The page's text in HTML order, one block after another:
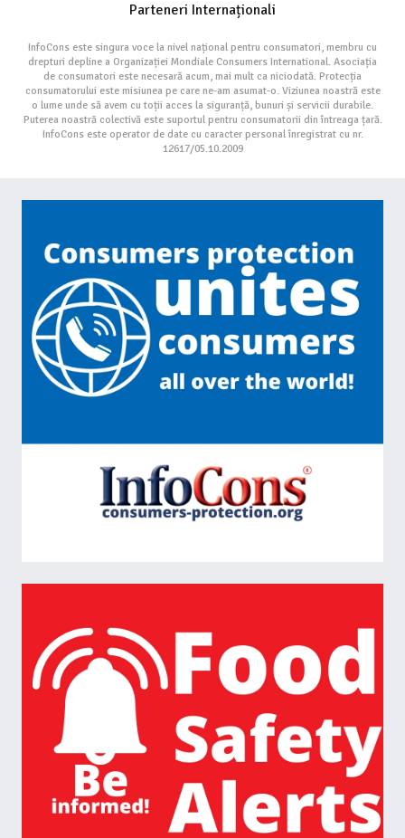
Parteneri Internaționali
InfoCons este singura voce la nivel național pentru consumatori, membru cu
drepturi depline a Organizației Mondiale Consumers International. Asociația
de consumatori este necesară acum, mai mult ca niciodată. Protecția
consumatorului este misiunea pe care ne-am asumat-o. Viziunea noastră este
o lume unde să avem cu toții acces la siguranță, bunuri și servicii durabile.
Puterea noastră colectivă este suportul pentru consumatorii din întreaga țară.
InfoCons este operator de date cu caracter personal înregistrat cu nr.
12617/05.10.2009